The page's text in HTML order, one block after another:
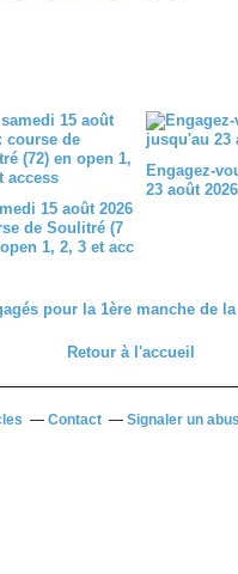
15 août 2026
de Soulitré (7
1, 2, 3 et acc
Engagez-
23 août 2026
Retour à l'accueil
Contact Signaler un abus